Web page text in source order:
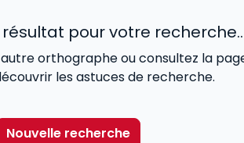
pour votre
autre orthographe ou consultez la
les astuces de recherche.
Nouvelle recherche